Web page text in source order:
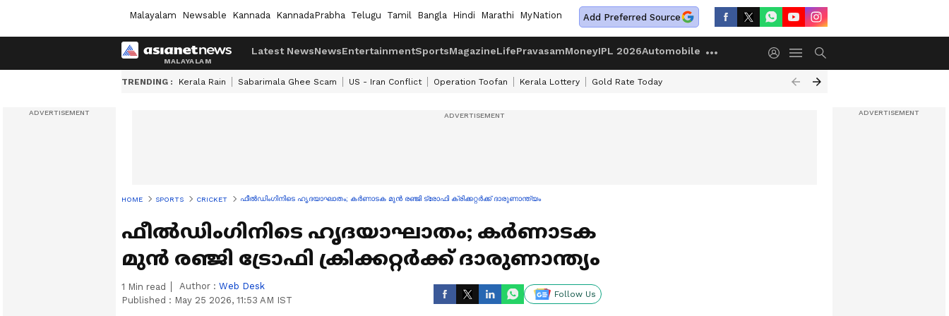
Malayalam Newsable Kannada KannadaPrabha Telugu Tamil Bangla Hindi Marathi MyNation Add Preferred Source
Latest NewsNewsEntertainmentSportsMagazineLifePravasamMoneyIPL 2026Automobile
TRENDING : Kerala Rain Sabarimala Ghee Scam US - Iran Conflict Operation Toofan Kerala Lottery Gold Rate Today
HOME SPORTS CRICKET ഫീല്‍ഡിംഗിനിടെ ഹൃദയാഘാതം; കര്‍ണാടക മുന്‍ രഞ്ജി ട്രോഫി ക്രിക്കറ്റര്‍ക്ക് ദാരുണാന്ത്യം
ഫീല്‍ഡിംഗിനിടെ ഹൃദയാഘാതം; കര്‍ണാടക
മുന്‍ രഞ്ജി ട്രോഫി ക്രിക്കറ്റര്‍ക്ക് ദാരുണാന്ത്യം
1 Min read Author : Web Desk
Published : May 25 2026, 11:53 AM IST
Follow Us